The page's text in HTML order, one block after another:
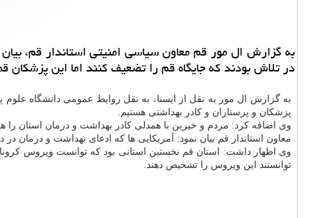
به گزارش ال مور قم معاون سیاسی امنیتی استاندار قم،
در تلاش بودند كه جایگاه قم را تضعیف كنند اما این
به گزارش ال مور به نقل از ایسنا، به نقل روابط عمومی دانشگاه
پزشكان و پرستاران و كادر بهداشتی هستیم.
وی اضافه كرد: مردم و خیرین با همدلی كادر بهداشت و درمان استان را
معاون استاندار قم بیان نمود: آمریكایی ها كه ادعای بهداشت و درمان
وی اظهار داشت: استان قم نخستین استانی بود كه توانست ویروس كرونا
توانستند این ویروس را تشخیص دهند.